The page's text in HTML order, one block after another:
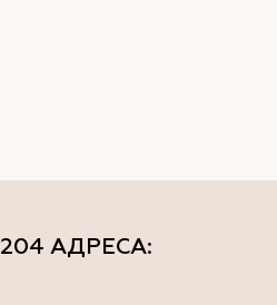
204 АДРЕСА: